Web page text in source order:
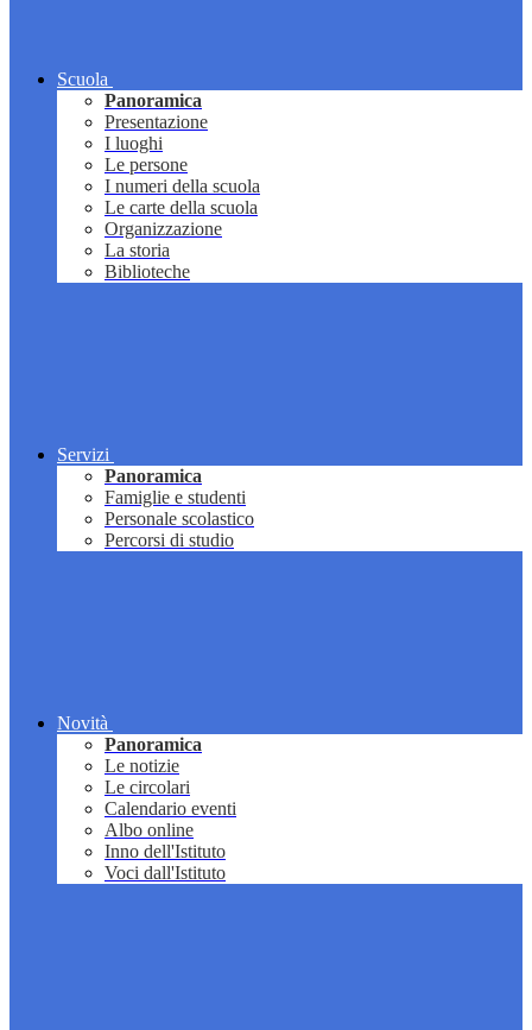
Scuola
Panoramica
Presentazione
I luoghi
Le persone
I numeri della scuola
Le carte della scuola
Organizzazione
La storia
Biblioteche
Servizi
Panoramica
Famiglie e studenti
Personale scolastico
Percorsi di studio
Novità
Panoramica
Le notizie
Le circolari
Calendario eventi
Albo online
Inno dell'Istituto
Voci dall'Istituto